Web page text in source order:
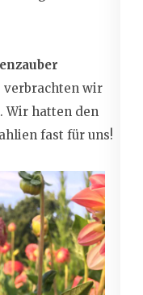
verbrachten wir
Wir hatten den
fast für uns!